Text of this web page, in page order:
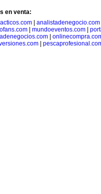
en venta:
| analistadenegocio.com
mundoeventos.com